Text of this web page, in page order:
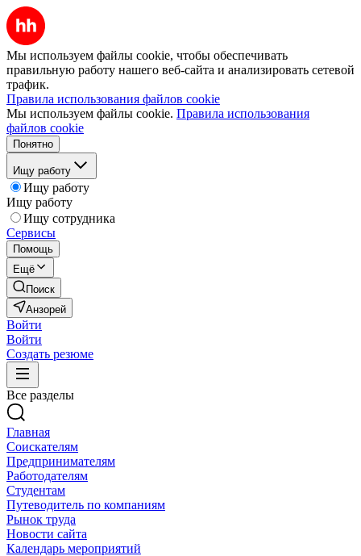
Мы используем файлы cookie, чтобы обеспечивать
правильную работу нашего веб-сайта и анализировать сетевой
трафик.
Правила использования файлов cookie
Мы используем файлы cookie. Правила использования
файлов cookie
Понятно
Ищу работу
Ищу работу
Ищу работу
Ищу сотрудника
Сервисы
Помощь
Ещё
Поиск
Анзорей
Войти
Войти
Создать резюме
Все разделы
Главная
Соискателям
Предпринимателям
Работодателям
Студентам
Путеводитель по компаниям
Рынок труда
Новости сайта
Календарь мероприятий